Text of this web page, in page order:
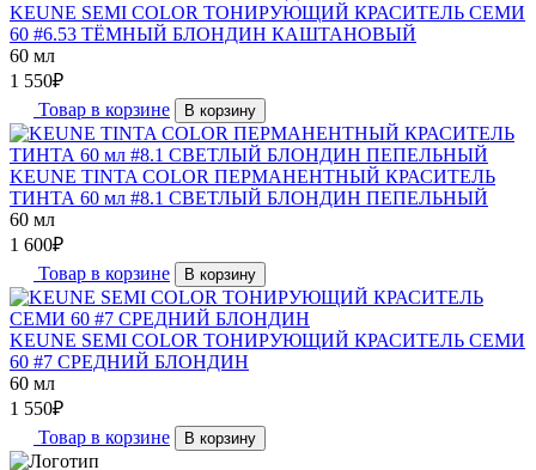
KEUNE SEMI COLOR ТОНИРУЮЩИЙ КРАСИТЕЛЬ СЕМИ
60 #6.53 ТЁМНЫЙ БЛОНДИН КАШТАНОВЫЙ
60 мл
1 550₽
Товар в корзине
В корзину
KEUNE TINTA COLOR ПЕРМАНЕНТНЫЙ КРАСИТЕЛЬ
ТИНТА 60 мл #8.1 СВЕТЛЫЙ БЛОНДИН ПЕПЕЛЬНЫЙ
60 мл
1 600₽
Товар в корзине
В корзину
KEUNE SEMI COLOR ТОНИРУЮЩИЙ КРАСИТЕЛЬ СЕМИ
60 #7 СРЕДНИЙ БЛОНДИН
60 мл
1 550₽
Товар в корзине
В корзину